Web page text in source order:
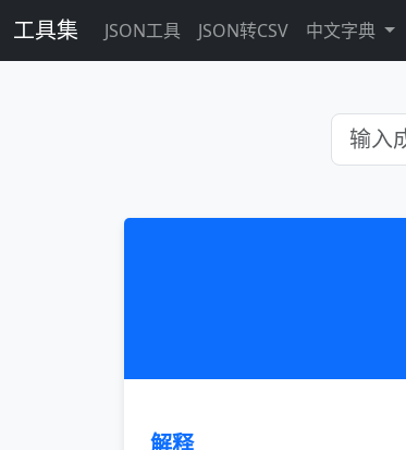
工具集 JSON工具 JSON转CSV 中文字典
解释